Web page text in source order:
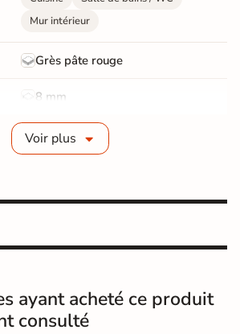
Mur intérieur
Grès pâte rouge
8 mm
Non-rectifié
Lisse
Boite
Voir plus
ayant acheté ce produit
consulté